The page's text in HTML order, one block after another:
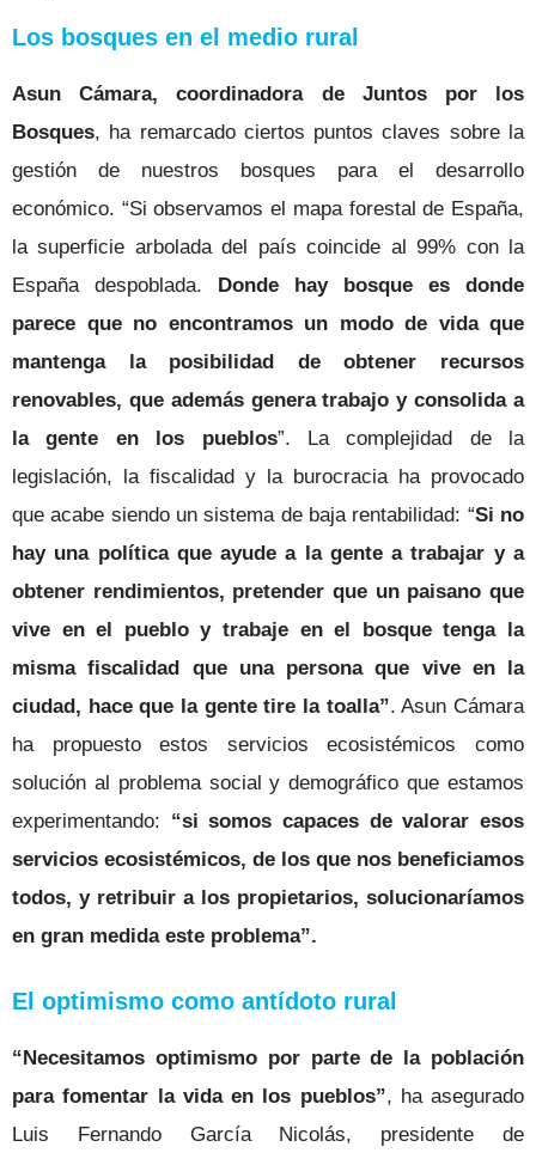
Los bosques en el medio rural
Asun Cámara, coordinadora de Juntos por los
Bosques, ha remarcado ciertos puntos claves sobre la
gestión de nuestros bosques para el desarrollo
económico. “Si observamos el mapa forestal de España,
la superficie arbolada del país coincide al 99% con la
España despoblada. Donde hay bosque es donde
parece que no encontramos un modo de vida que
mantenga la posibilidad de obtener recursos
renovables, que además genera trabajo y consolida a
la gente en los pueblos”. La complejidad de la
legislación, la fiscalidad y la burocracia ha provocado
que acabe siendo un sistema de baja rentabilidad: “Si no
hay una política que ayude a la gente a trabajar y a
obtener rendimientos, pretender que un paisano que
vive en el pueblo y trabaje en el bosque tenga la
misma fiscalidad que una persona que vive en la
ciudad, hace que la gente tire la toalla”. Asun Cámara
ha propuesto estos servicios ecosistémicos como
solución al problema social y demográfico que estamos
experimentando: “si somos capaces de valorar esos
servicios ecosistémicos, de los que nos beneficiamos
todos, y retribuir a los propietarios, solucionaríamos
en gran medida este problema”.
El optimismo como antídoto rural
“Necesitamos optimismo por parte de la población
para fomentar la vida en los pueblos”, ha asegurado
Luis Fernando García Nicolás, presidente de